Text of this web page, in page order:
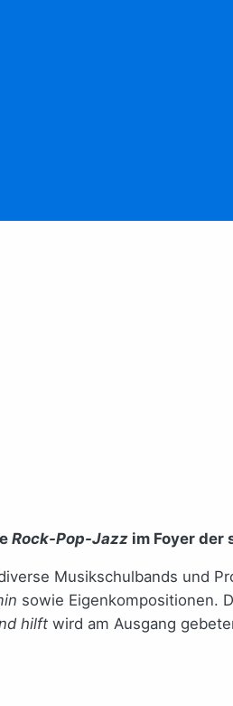
Rock-Pop-Jazz im Foyer der
Musikschulbands und
sowie Eigenkompositionen.
hilft wird am Ausgang